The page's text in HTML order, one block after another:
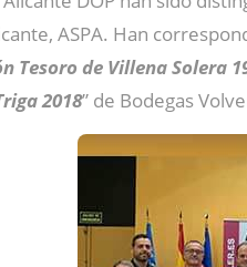
ASPA. Han
Tesoro de Villena Solera
2018” de Bodegas